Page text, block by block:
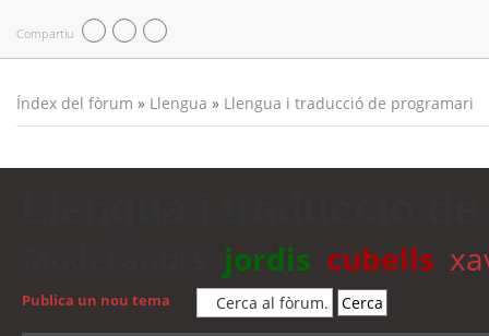
Compartiu
Índex del fòrum » Llengua » Llengua i traducció de programari
jordis cubells
Publica un nou tema